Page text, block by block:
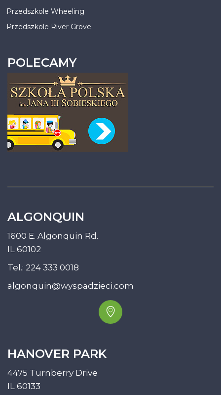
Przedszkole Wheeling
Przedszkole River Grove
POLECAMY
ALGONQUIN
1600 E. Algonquin Rd.
IL 60102
Tel.: 224 333 0018
algonquin@wyspadzieci.com
HANOVER PARK
4475 Turnberry Drive
IL 60133